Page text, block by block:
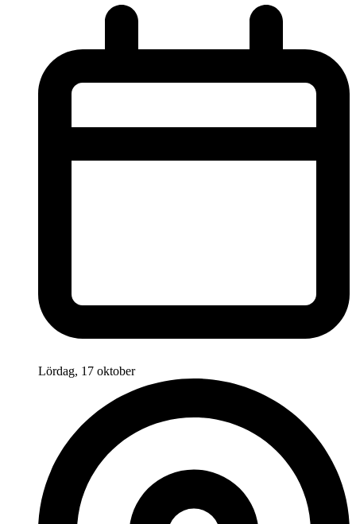
Lördag, 17 oktober